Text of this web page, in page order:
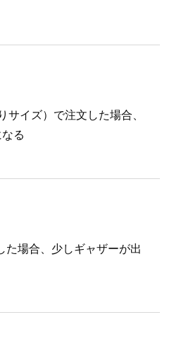
サイズ）で注文した場合、
る
た場合、少しギャザーが出